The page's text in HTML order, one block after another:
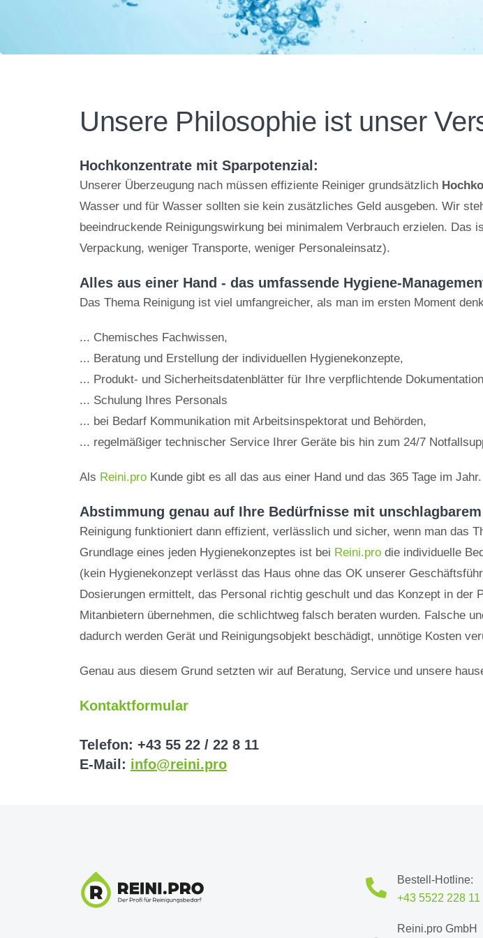
Unsere Philosophie ist unser
Hochkonzentrate mit Sparpotenzial:
Unserer Überzeugung nach müssen effiziente Reiniger grundsätzlich
Wasser und für Wasser sollten sie kein zusätzliches Geld ausgeben. Wir
beeindruckende Reinigungswirkung bei minimalem Verbrauch erzielen.
Verpackung, weniger Transporte, weniger Personaleinsatz).
Alles aus einer Hand - das umfassende Hygiene-
Das Thema Reinigung ist viel umfangreicher, als man im ersten Moment
... Chemisches Fachwissen,
... Beratung und Erstellung der individuellen Hygienekonzepte,
... Produkt- und Sicherheitsdatenblätter für Ihre verpflichtende
... Schulung Ihres Personals
... bei Bedarf Kommunikation mit Arbeitsinspektorat und Behörden,
... regelmäßiger technischer Service Ihrer Geräte bis hin zum 24/7
Als Reini.pro Kunde gibt es all das aus einer Hand und das 365 Tage im Jahr.
Abstimmung genau auf Ihre Bedürfnisse mit
Reinigung funktioniert dann effizient, verlässlich und sicher, wenn man das
Grundlage eines jeden Hygienekonzeptes ist bei Reini.pro die individuelle
(kein Hygienekonzept verlässt das Haus ohne das OK unserer
Dosierungen ermittelt, das Personal richtig geschult und das Konzept in
Mitanbietern übernehmen, die schlichtweg falsch beraten wurden. Falsche
dadurch werden Gerät und Reinigungsobjekt beschädigt, unnötige Kosten
Genau aus diesem Grund setzten wir auf Beratung, Service und unsere
Kontaktformular
Telefon: +43 55 22 / 22 8 11
E-Mail: info@reini.pro
Bestell-Hotline:
+43 5522 228 11
Reini.pro GmbH